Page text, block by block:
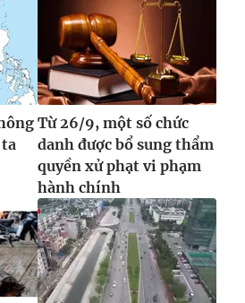
Từ 26/9, một số chức
danh được bổ sung thẩm
quyền xử phạt vi phạm
hành chính